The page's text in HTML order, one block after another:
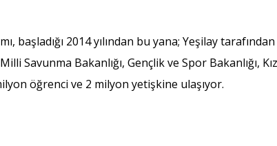
başladığı 2014 yılından bu yana; Yeşilay
Savunma Bakanlığı, Gençlik ve Spor Bakanlığı,
öğrenci ve 2 milyon yetişkine ulaşıyor.